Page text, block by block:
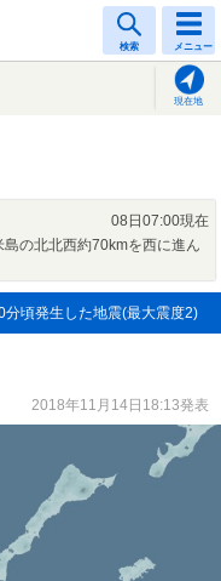
検索 メニュー
現在地
08日07:00現在
の北北西約70kmを西に進ん
分頃発生した地震(最大震度2)
2018年11月14日18:13発表